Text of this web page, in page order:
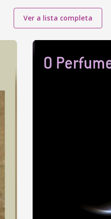
Ver a lista completa